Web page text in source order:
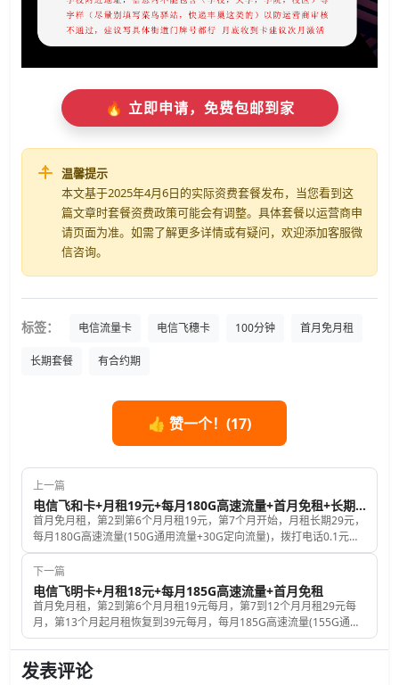
🔥 立即申请，免费包邮到家
温馨提示
本文基于2025年4月6日的实际资费套餐发布，当您看到这
篇文章时套餐资费政策可能会有调整。具体套餐以运营商申
请页面为准。如需了解更多详情或有疑问，欢迎添加客服微
信咨询。
标签： 电信流量卡 电信飞穗卡 100分钟 首月免月租
长期套餐 有合约期
👍 赞一个！(17)
上一篇
电信飞和卡+月租19元+每月180G高速流量+首月免租+长期套餐
首月免月租，第2到第6个月月租19元，第7个月开始，月租长期29元，
每月180G高速流量(150G通用流量+30G定向流量)，拨打电话0.1元每
分钟，发送短信0.1元每条，赠送来电显示，号码和归属地都是随机
的。
下一篇
电信飞明卡+月租18元+每月185G高速流量+首月免租
首月免月租，第2到第6个月月租19元每月，第7到12个月月租29元每
月，第13个月起月租恢复到39元每月，每月185G高速流量(155G通用
流量+30G定向流量)，拨打电话0.1元每分钟，发送短信彩信0.1元每
条，赠送来电显示，号码和归属地都是随机的。
发表评论